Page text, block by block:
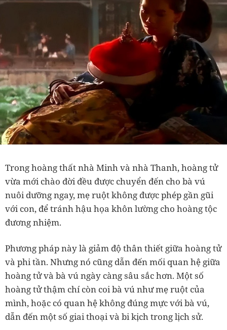
Trong hoàng thất nhà Minh và nhà Thanh, hoàng tử
vừa mới chào đời đều được chuyển đến cho bà vú
nuôi dưỡng ngay, mẹ ruột không được phép gần gũi
với con, để tránh hậu họa khôn lường cho hoàng tộc
đương nhiệm.
Phương pháp này là giảm độ thân thiết giữa hoàng tử
và phi tần. Nhưng nó cũng dẫn đến mối quan hệ giữa
hoàng tử và bà vú ngày càng sâu sắc hơn. Một số
hoàng tử thậm chí còn coi bà vú như mẹ ruột của
mình, hoặc có quan hệ không đúng mực với bà vú,
dẫn đến một số giai thoại và bi kịch trong lịch sử.